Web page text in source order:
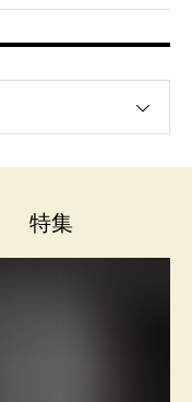
特集